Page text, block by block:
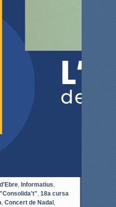
, Informatius
"Consolida't" 18a cursa
Concert de Nadal,